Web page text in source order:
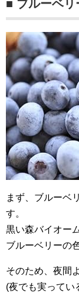
■ ブルーベ
まず、ブルーベ
す。
黒い森バイオー
ブルーベリーの
そのため、夜間
(夜でも実ってい